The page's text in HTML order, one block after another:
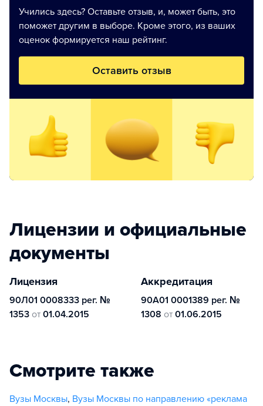
Учились здесь? Оставьте отзыв, и, может быть, это
поможет другим в выборе. Кроме этого, из ваших
оценок формируется наш рейтинг.
Оставить отзыв
Лицензии и официальные
документы
Лицензия
90Л01 0008333 рег. №
1353 от 01.04.2015
Аккредитация
90А01 0001389 рег. №
1308 от 01.06.2015
Смотрите также
Вузы Москвы, Вузы Москвы по направлению «реклама